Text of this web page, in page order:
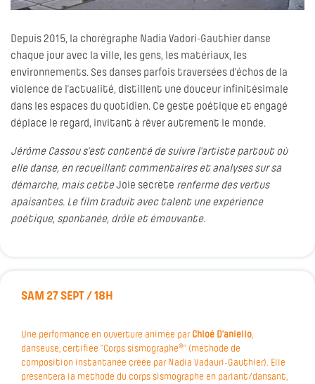
Depuis 2015, la chorégraphe Nadia Vadori-Gauthier danse
chaque jour avec la ville, les gens, les matériaux, les
environnements. Ses danses parfois traversées d’échos de la
violence de l’actualité, distillent une douceur infinitésimale
dans les espaces du quotidien. Ce geste poétique et engagé
déplace le regard, invitant à rêver autrement le monde.
Jérôme Cassou s’est contenté de suivre l’artiste partout où
elle danse, en recueillant commentaires et analyses sur sa
démarche, mais cetteJoie secrète renferme des vertus
apaisantes. Le film traduit avec talent une expérience
poétique, spontanée, drôle et émouvante.
SAM 27 SEPT / 18H
Une performance en ouverture animée par Chloé D'aniello,
danseuse, certifiée "Corps sismographe®" (méthode de
composition instantanée créée par Nadia Vadauri-Gauthier). Elle
présentera la méthode du corps sismographe en parlant/dansant,